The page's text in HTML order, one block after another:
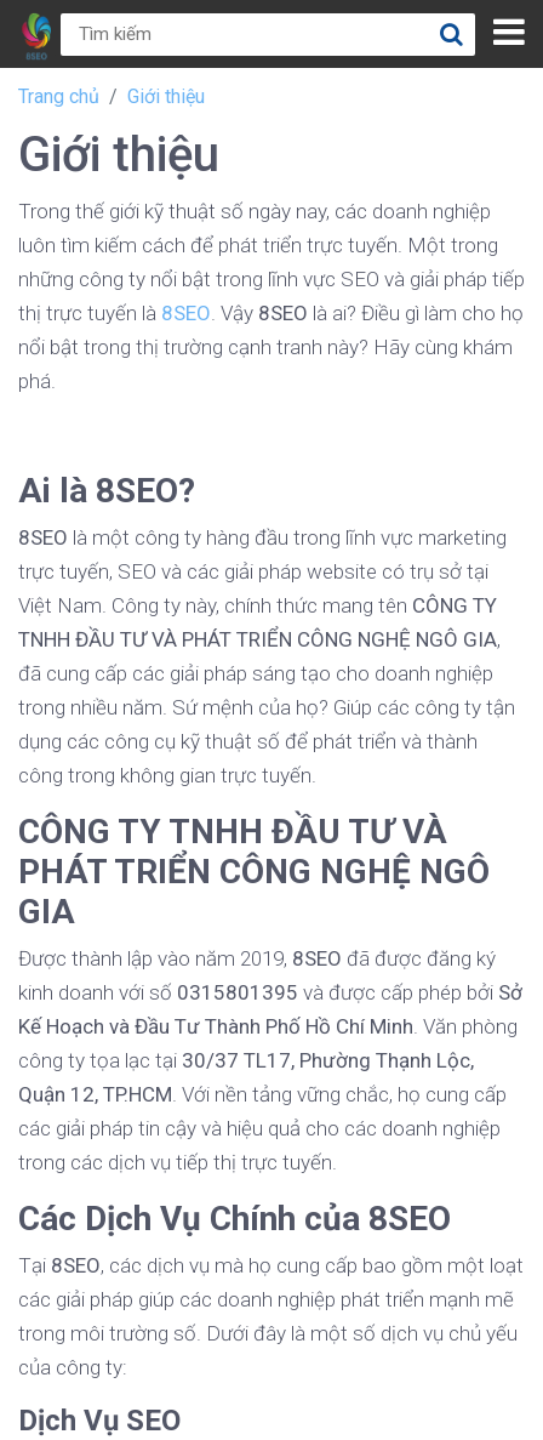
Trang chủ Giới thiệu
Giới thiệu
Trong thế giới kỹ thuật số ngày nay, các doanh nghiệp
luôn tìm kiếm cách để phát triển trực tuyến. Một trong
những công ty nổi bật trong lĩnh vực SEO và giải pháp tiếp
thị trực tuyến là 8SEO. Vậy 8SEO là ai? Điều gì làm cho họ
nổi bật trong thị trường cạnh tranh này? Hãy cùng khám
phá.
Ai là 8SEO?
8SEO là một công ty hàng đầu trong lĩnh vực marketing
trực tuyến, SEO và các giải pháp website có trụ sở tại
Việt Nam. Công ty này, chính thức mang tên CÔNG TY
TNHH ĐẦU TƯ VÀ PHÁT TRIỂN CÔNG NGHỆ NGÔ GIA,
đã cung cấp các giải pháp sáng tạo cho doanh nghiệp
trong nhiều năm. Sứ mệnh của họ? Giúp các công ty tận
dụng các công cụ kỹ thuật số để phát triển và thành
công trong không gian trực tuyến.
CÔNG TY TNHH ĐẦU TƯ VÀ
PHÁT TRIỂN CÔNG NGHỆ NGÔ
GIA
Được thành lập vào năm 2019, 8SEO đã được đăng ký
kinh doanh với số 0315801395 và được cấp phép bởi Sở
Kế Hoạch và Đầu Tư Thành Phố Hồ Chí Minh. Văn phòng
công ty tọa lạc tại 30/37 TL17, Phường Thạnh Lộc,
Quận 12, TP.HCM. Với nền tảng vững chắc, họ cung cấp
các giải pháp tin cậy và hiệu quả cho các doanh nghiệp
trong các dịch vụ tiếp thị trực tuyến.
Các Dịch Vụ Chính của 8SEO
Tại 8SEO, các dịch vụ mà họ cung cấp bao gồm một loạt
các giải pháp giúp các doanh nghiệp phát triển mạnh mẽ
trong môi trường số. Dưới đây là một số dịch vụ chủ yếu
của công ty:
Dịch Vụ SEO